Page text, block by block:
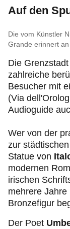
Auf den
Die vom Künstler
Grande erinnert
Die
zahlreiche
Besucher mit
(Via
Audioguide
Wer von der
zur
Statue von
modernen
irischen
mehrere
Bronzefigur
Der Poet